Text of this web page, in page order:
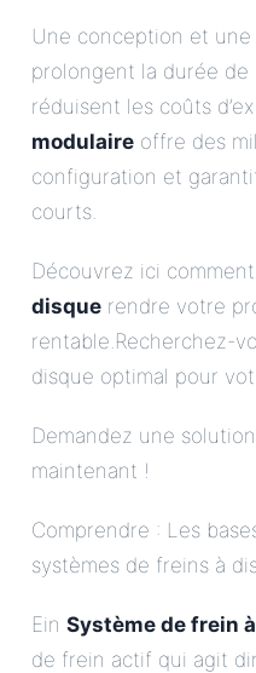
Une conception et
prolongent la durée
réduisent les coûts
modulaire offre des
configuration et
courts.
Découvrez ici comment
disque rendre votre
rentable.Recherchez-
disque optimal pour
Demandez une
maintenant !
Comprendre : Les
systèmes de freins à
Ein Système de frein
de frein actif qui agit